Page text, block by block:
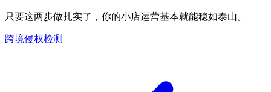
只要这两步做扎实了，你的小店运营基本就能稳如泰山。
跨境侵权检测